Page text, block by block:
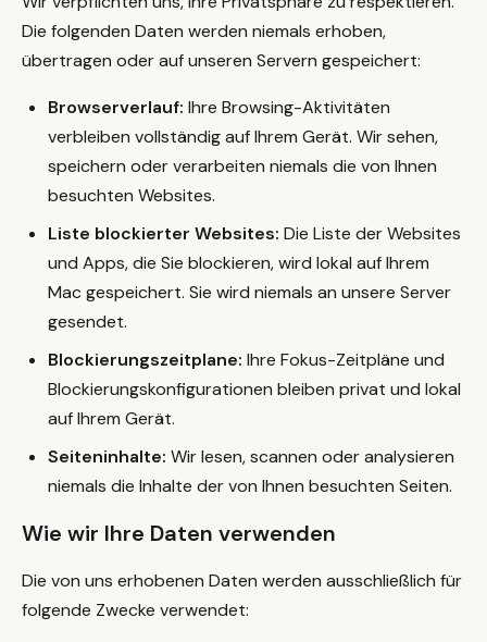
Die folgenden Daten werden niemals erhoben,
übertragen oder auf unseren Servern gespeichert:
Browserverlauf: Ihre Browsing-Aktivitäten
verbleiben vollständig auf Ihrem Gerät. Wir sehen,
speichern oder verarbeiten niemals die von Ihnen
besuchten Websites.
Liste blockierter Websites: Die Liste der Websites
und Apps, die Sie blockieren, wird lokal auf Ihrem
Mac gespeichert. Sie wird niemals an unsere Server
gesendet.
Blockierungszeitplane: Ihre Fokus-Zeitpläne und
Blockierungskonfigurationen bleiben privat und lokal
auf Ihrem Gerät.
Seiteninhalte: Wir lesen, scannen oder analysieren
niemals die Inhalte der von Ihnen besuchten Seiten.
Wie wir Ihre Daten verwenden
Die von uns erhobenen Daten werden ausschließlich für
folgende Zwecke verwendet: